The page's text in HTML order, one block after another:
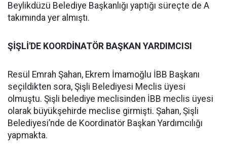
Beylikdüzü Belediye Başkanlığı yaptığı süreçte de A
takımında yer almıştı.
ŞİŞLİ'DE KOORDİNATÖR BAŞKAN YARDIMCISI
Resül Emrah Şahan, Ekrem İmamoğlu İBB Başkanı
seçildikten sora, Şişli Belediyesi Meclis üyesi
olmuştu. Şişli belediye meclisinden İBB meclis üyesi
olarak büyükşehirde meclise girmişti. Şahan, Şişli
Belediyesi’nde de Koordinatör Başkan Yardımcılığı
yapmakta.